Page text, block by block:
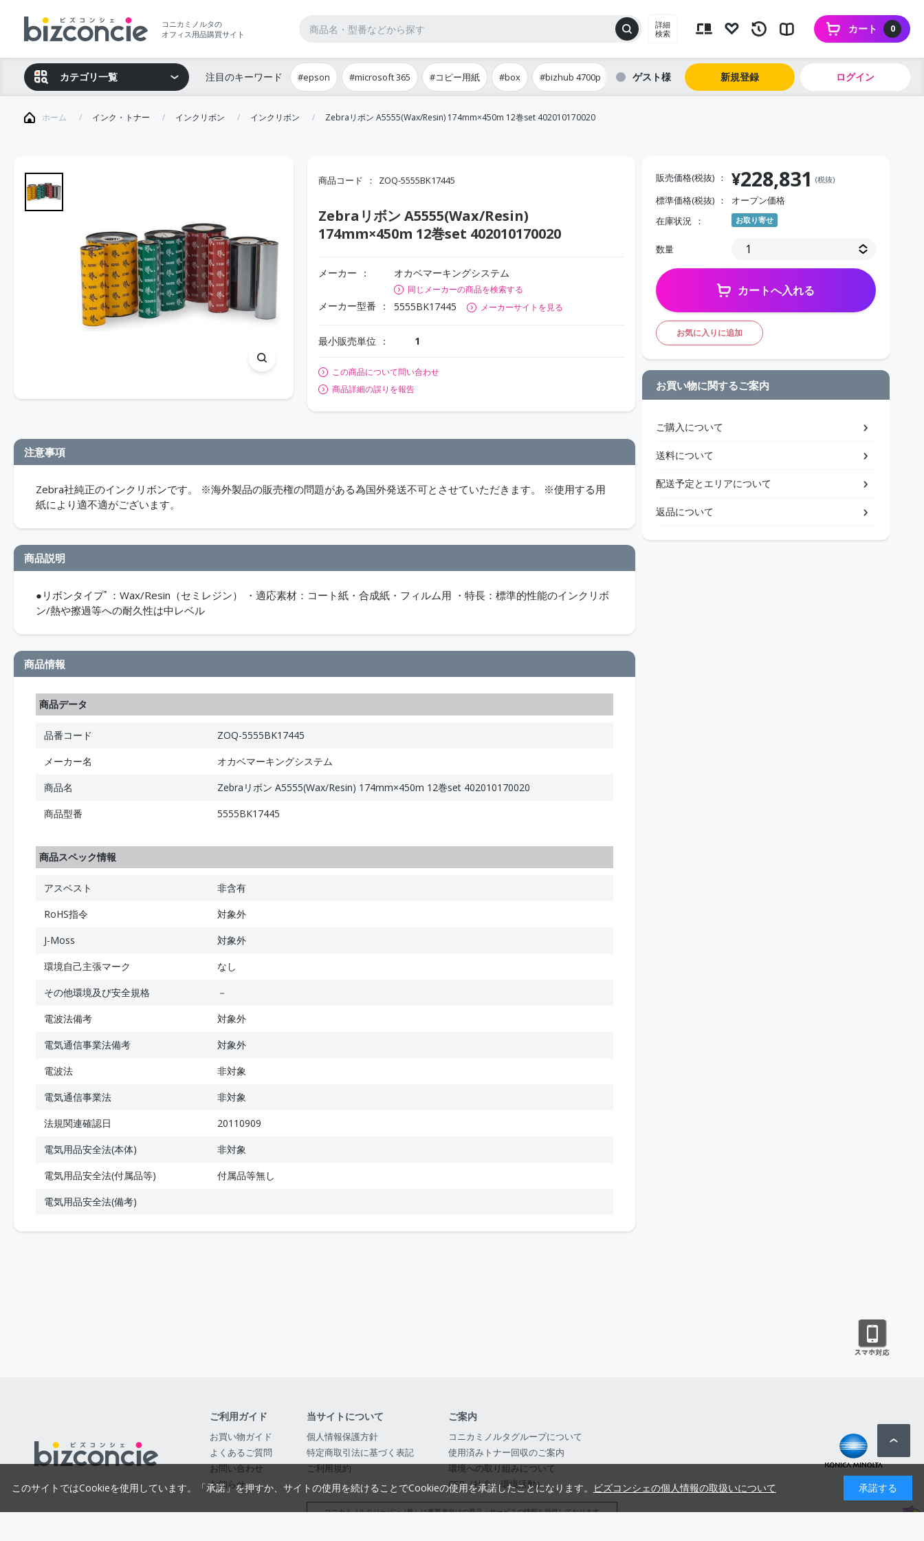
コニカミノルタの
オフィス用品購買サイト
詳細
検索
0
カート
カテゴリ一覧 注目のキーワード #epson #microsoft 365 #コピー用紙 #box #bizhub 4700p ゲスト 新規登録 ログイン
ホーム インク・トナー インクリボン インクリボン Zebraリボン A5555(Wax/Resin) 174mm×450m 12巻set 402010170020
商品コード ZOQ-5555BK17445
Zebraリボン A5555(Wax/Resin)
174mm×450m 12巻set 402010170020
メーカー オカベマーキングシステム
同じメーカーの商品を検索する
メーカー型番 5555BK17445 メーカーサイトを見る
最小販売単位 1
この商品について問い合わせ
商品詳細の誤りを報告
注意事項
Zebra社純正のインクリボンです。 ※海外製品の販売権の問題がある為国外発送不可とさせていただきます。 ※使用する用
紙により適不適がございます。
商品説明
●リボンタイプﾟ：Wax/Resin（セミレジン） ・適応素材：コート紙・合成紙・フィルム用 ・特長：標準的性能のインクリボ
ン/熱や擦過等への耐久性は中レベル
商品情報
商品データ
品番コード
ZOQ-5555BK17445
メーカー名
オカベマーキングシステム
商品名
Zebraリボン A5555(Wax/Resin) 174mm×450m 12巻set 402010170020
商品型番
5555BK17445
商品スペック情報
アスベスト
非含有
RoHS指令
対象外
J-Moss
対象外
環境自己主張マーク
なし
その他環境及び安全規格
－
電波法備考
対象外
電気通信事業法備考
対象外
電波法
非対象
電気通信事業法
非対象
法規関連確認日
20110909
電気用品安全法(本体)
非対象
電気用品安全法(付属品等)
付属品等無し
電気用品安全法(備考)
販売価格(税抜) ¥228,831 (税抜)
標準価格(税抜)
オープン価格
在庫状況
お取り寄せ
数量
カートへ入れる
お気に入りに追加
お買い物に関するご案内
ご購入について
送料について
配送予定とエリアについて
返品について
ご利用ガイド
お買い物ガイド
よくあるご質問
お問い合わせ
お知らせ
当サイトについて
個人情報保護方針
特定商取引法に基づく表記
ご利用規約
ご案内
コニカミノルタグループについて
使用済みトナー回収のご案内
環境への取り組みについて
CSR（社会・環境活動）
コニカミノルタジャパン（株）は事業者向けの商品・サービスの情報を提供しております
このサイトではCookieを使用しています。「承諾」を押すか、サイトの使用を続けることでCookieの使用を承諾したことになります。 ビズコンシェの個人情報の取扱いについて 承諾する